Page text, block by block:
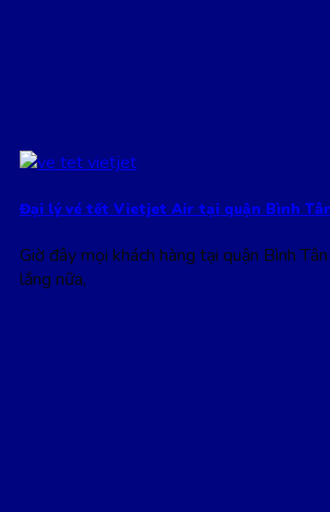
Đại lý vé tết Vietjet Air tại quận Bình
Giờ đây mọi khách hàng tại quận Bình
lắng nữa,